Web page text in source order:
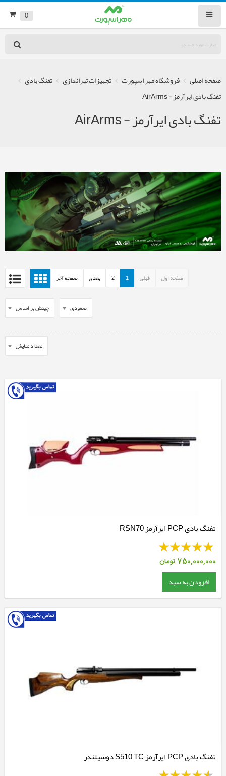
0
صفحه اصلی فروشگاه مهر اسپورت تجهیزات تیراندازی
تفنگ بادی
تفنگ بادی ایرآرمز - AirArms
تفنگ بادی ایرآرمز - AirArms
صفحه اول قبلی 1
2 بعدی صفحه آخر
تفنگ بادی PCP ایرآرمز RSN70
750,000,000 تومان
افزودن به سبد
تفنگ بادی PCP ایرآرمز S510 TC دوسیلندر